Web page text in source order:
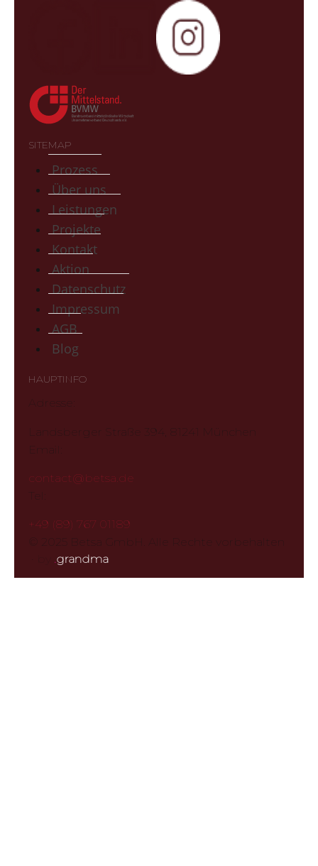
SITEMAP
Prozess
Über uns
Leistungen
Projekte
Kontakt
Aktion
Datenschutz
Impressum
AGB
Blog
HAUPTINFO
Adresse:
Landsberger Straße 394, 81241 München
Email:
contact@betsa.de
Tel:
+49 (89) 767 01189
© 2025 Betsa GmbH. Alle Rechte vorbehalten
.grandma